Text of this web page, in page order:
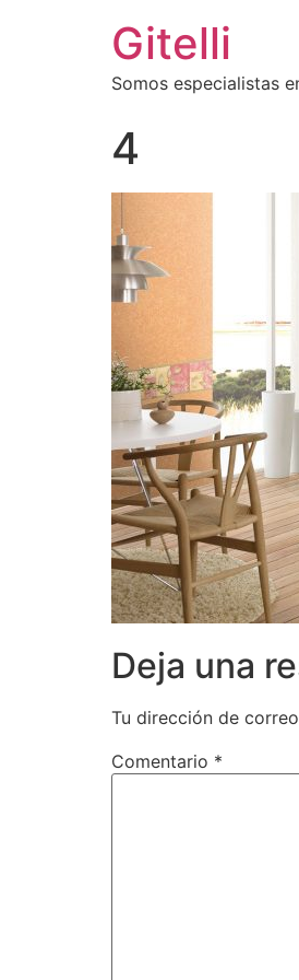
Gitelli
Somos especialistas
4
Deja una
Tu dirección de
Comentario *